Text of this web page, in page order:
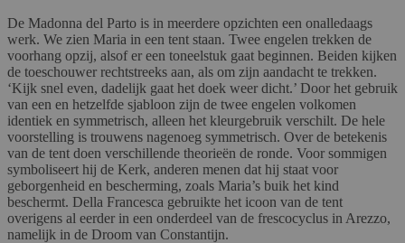
De Madonna del Parto is in meerdere opzichten een onalledaags
werk. We zien Maria in een tent staan. Twee engelen trekken de
voorhang opzij, alsof er een toneelstuk gaat beginnen. Beiden kijken
de toeschouwer rechtstreeks aan, als om zijn aandacht te trekken.
‘Kijk snel even, dadelijk gaat het doek weer dicht.’ Door het gebruik
van een en hetzelfde sjabloon zijn de twee engelen volkomen
identiek en symmetrisch, alleen het kleurgebruik verschilt. De hele
voorstelling is trouwens nagenoeg symmetrisch. Over de betekenis
van de tent doen verschillende theorieën de ronde. Voor sommigen
symboliseert hij de Kerk, anderen menen dat hij staat voor
geborgenheid en bescherming, zoals Maria’s buik het kind
beschermt. Della Francesca gebruikte het icoon van de tent
overigens al eerder in een onderdeel van de frescocyclus in Arezzo,
namelijk in de Droom van Constantijn.